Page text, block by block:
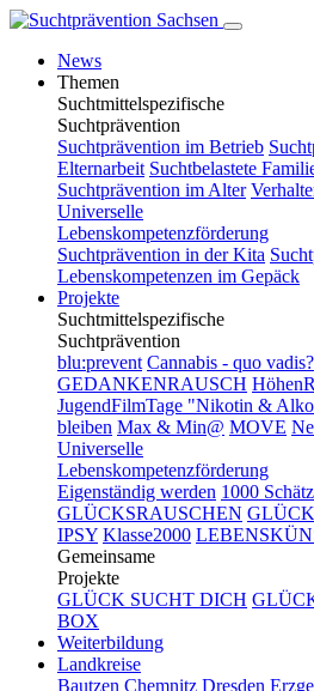
News
Themen
Suchtmittelspezifische
Suchtprävention
Suchtprävention im Betrieb
Elternarbeit Suchtbelastete
Suchtprävention im Alter
Universelle
Lebenskompetenzförderung
Suchtprävention in der Kita
Lebenskompetenzen im Gepäck
Projekte
Suchtmittelspezifische
Suchtprävention
blu:prevent Cannabis - quo vadis?
GEDANKENRAUSCH
JugendFilmTage "Nikotin &
bleiben Max & Min@ MOVE
Universelle
Lebenskompetenzförderung
Eigenständig werden 1000
GLÜCKSRAUSCHEN
IPSY Klasse2000
Gemeinsame
Projekte
GLÜCK SUCHT DICH
BOX
Weiterbildung
Landkreise
Bautzen Chemnitz Dresden